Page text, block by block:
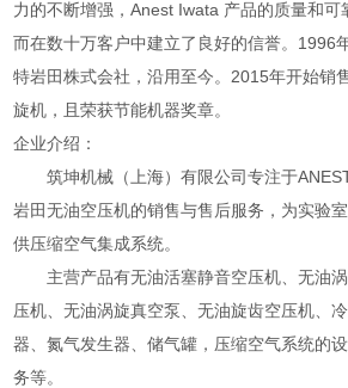
力的不断增强，Anest Iwata 产品的质量和可
而在数十万客户中建立了良好的信誉。1996
特岩田株式会社，沿用至今。2015年开始销
旋机，且荣获节能机器奖章。
企业介绍：
筑坤机械（上海）有限公司专注于
岩田无油空压机的销售与售后服务，为实验
供压缩空气集成系统。
主营产品有无油活塞静音空压机、无油涡
压机、无油涡旋真空泵、无油旋齿空压机、
器、氮气发生器、储气罐，压缩空气系统的
务等。